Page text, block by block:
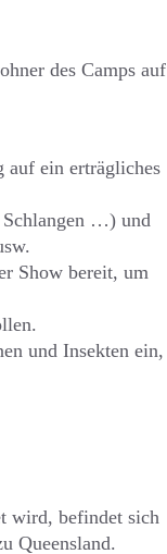
des Camps auf
auf ein erträgliches
Schlangen …) und
Show bereit, um
und Insekten ein,
wird, befindet sich
Queensland.